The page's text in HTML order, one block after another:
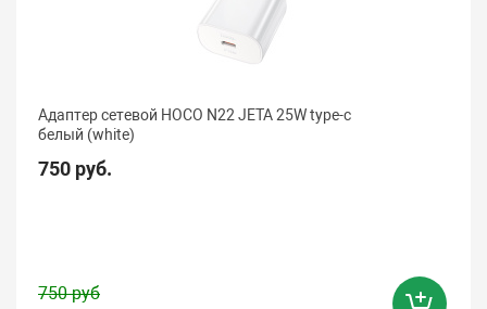
Адаптер сетевой HOCO N22 JETA 25W type-c
белый (white)
750 руб.
750 руб